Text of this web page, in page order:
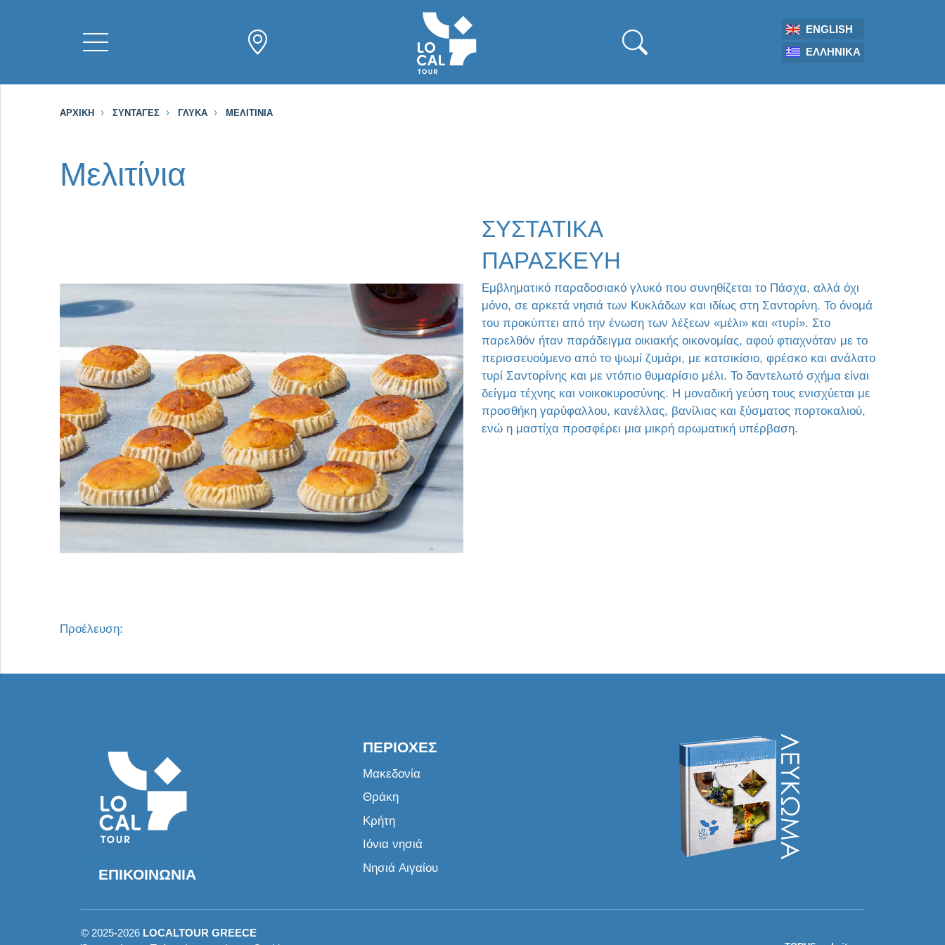
ENGLISH
ΕΛΛΗΝΙΚΆ
ΑΡΧΙΚΉ ΣΥΝΤΑΓΈΣ ΓΛΥΚΆ ΜΕΛΙΤΊΝΙΑ
Μελιτίνια
Προέλευση:
ΣΥΣΤΑΤΙΚΑ
ΠΑΡΑΣΚΕΥΗ
Εμβληματικό παραδοσιακό γλυκό που συνηθίζεται το Πάσχα, αλλά όχι
μόνο, σε αρκετά νησιά των Κυκλάδων και ιδίως στη Σαντορίνη. Το όνομά
του προκύπτει από την ένωση των λέξεων «μέλι» και «τυρί». Στο
παρελθόν ήταν παράδειγμα οικιακής οικονομίας, αφού φτιαχνόταν με το
περισσευούμενο από το ψωμί ζυμάρι, με κατσικίσιο, φρέσκο και ανάλατο
τυρί Σαντορίνης και με ντόπιο θυμαρίσιο μέλι. Το δαντελωτό σχήμα είναι
δείγμα τέχνης και νοικοκυροσύνης. Η μοναδική γεύση τους ενισχύεται με
προσθήκη γαρύφαλλου, κανέλλας, βανίλιας και ξύσματος πορτοκαλιού,
ενώ η μαστίχα προσφέρει μια μικρή αρωματική υπέρβαση.
ΕΠΙΚΟΙΝΩΝΊΑ
ΠΕΡΙΟΧΈΣ
Μακεδονία
Θράκη
Κρήτη
Ιόνια νησιά
Νησιά Αιγαίου
© 2025-2026 LOCALTOUR GREECE